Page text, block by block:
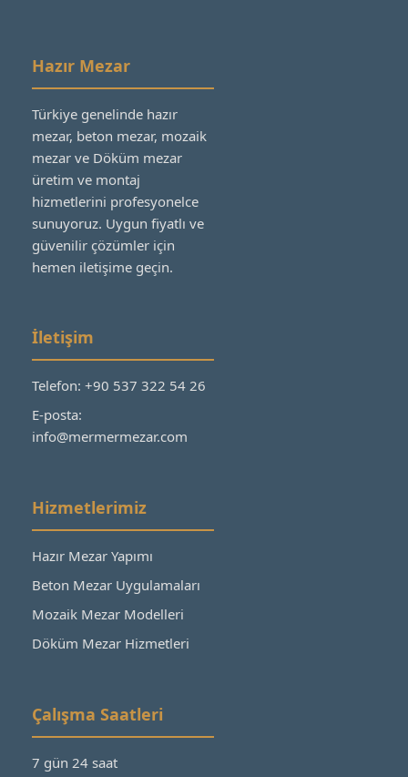
Hazır Mezar
Türkiye genelinde hazır
mezar, beton mezar, mozaik
mezar ve Döküm mezar
üretim ve montaj
hizmetlerini profesyonelce
sunuyoruz. Uygun fiyatlı ve
güvenilir çözümler için
hemen iletişime geçin.
İletişim
Telefon: +90 537 322 54 26
E-posta:
info@mermermezar.com
Hizmetlerimiz
Hazır Mezar Yapımı
Beton Mezar Uygulamaları
Mozaik Mezar Modelleri
Döküm Mezar Hizmetleri
Çalışma Saatleri
7 gün 24 saat